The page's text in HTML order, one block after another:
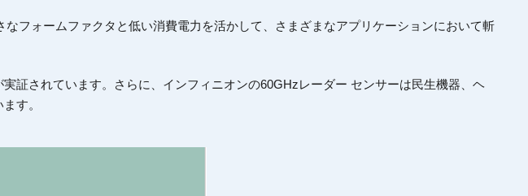
フォームファクタと低い消費電力を活かして、さまざまなアプリケーションにおいて斬
証されています。さらに、インフィニオンの60GHzレーダー センサーは民生機器、ヘ
す。